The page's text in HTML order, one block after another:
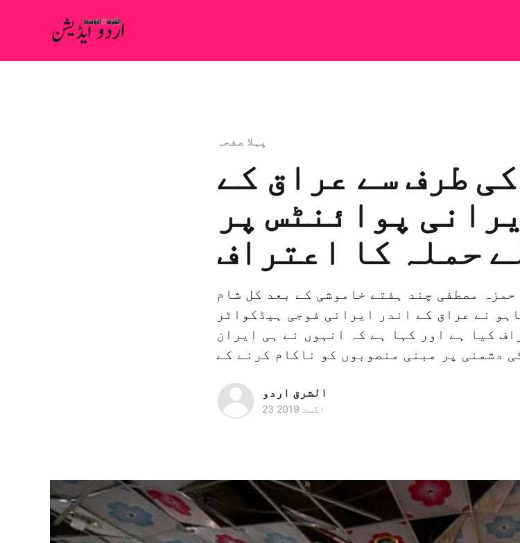
پہلا صفحہ
طرف سے عراق کے
پوائنٹس پر
حملہ کا اعتراف
مصطفی چند ہفتے خاموشی کے بعد کل شام
نے عراق کے اندر ایرانی فوجی ہیڈکواٹر
کیا ہے اور کہا ہے کہ انہوں نے ہی ایران
الشرق اردو
23 اگست 2019